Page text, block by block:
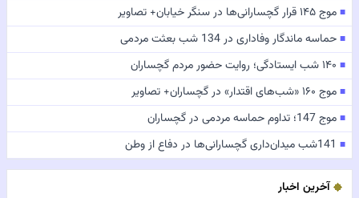
■ موج ۱۴۵ قرار گچسارانی‌ها در سنگر خیابان+ تصاویر
■ حماسه ماندگار وفاداری در 134 شب بعثت مردمی
■ ۱۴۰ شب ایستادگی؛ روایت حضور مردم گچساران
■ موج ۱۶۰ «شب‌های اقتدار» در گچساران+ تصاویر
■ موج 147؛ تداوم حماسه مردمی در گچساران
■ 141شب میدان‌داری گچسارانی‌ها در دفاع از وطن
آخرین اخبار